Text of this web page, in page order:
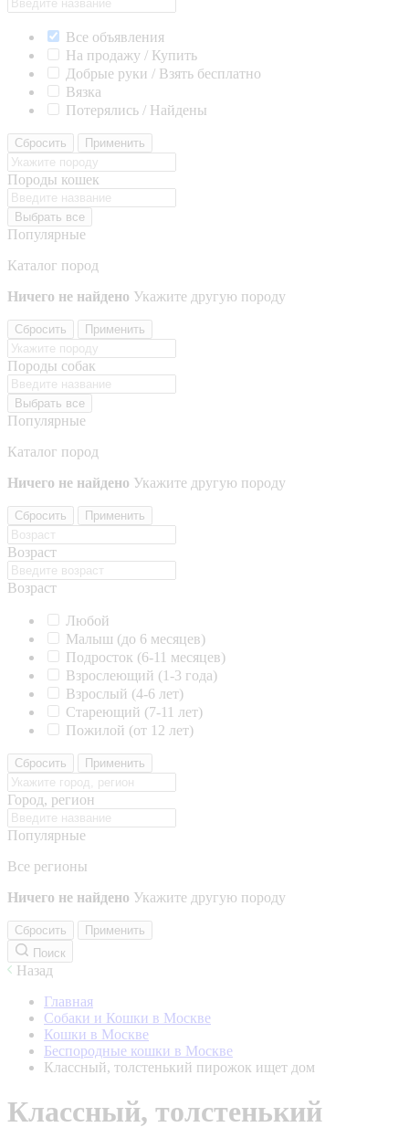
Все объявления
На продажу / Купить
Добрые руки / Взять бесплатно
Вязка
Потерялись / Найдены
Сбросить Применить
Породы кошек
Выбрать все
Популярные
Каталог пород
Ничего не найдено Укажите другую породу
Сбросить Применить
Породы собак
Выбрать все
Популярные
Каталог пород
Ничего не найдено Укажите другую породу
Сбросить Применить
Возраст
Возраст
Любой
Малыш (до 6 месяцев)
Подросток (6-11 месяцев)
Взрослеющий (1-3 года)
Взрослый (4-6 лет)
Стареющий (7-11 лет)
Пожилой (от 12 лет)
Сбросить Применить
Город, регион
Популярные
Все регионы
Ничего не найдено Укажите другую породу
Сбросить
Применить
Поиск
Назад
Главная
Собаки и Кошки в Москве
Кошки в Москве
Беспородные кошки в Москве
Классный, толстенький пирожок ищет дом
Классный, толстенький